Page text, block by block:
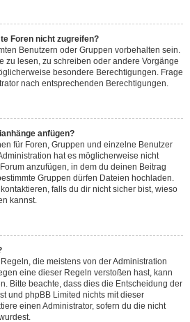
Foren nicht zugreifen?
Benutzern oder Gruppen vorbehalten sein.
zu lesen, zu schreiben oder andere Vorgänge
besondere Berechtigungen. Frage
nach entsprechenden Berechtigungen.
anfügen?
für Foren, Gruppen und einzelne Benutzer
hat es möglicherweise nicht
anzufügen, in dem du deinen Beitrag
Gruppen dürfen Dateien hochladen.
falls du dir nicht sicher bist, wieso
kannst.
die meistens von der Administration
eine dieser Regeln verstoßen hast, kann
Bitte beachte, dass dies die Entscheidung der
und phpBB Limited nichts mit dieser
einen Administrator, sofern du die nicht